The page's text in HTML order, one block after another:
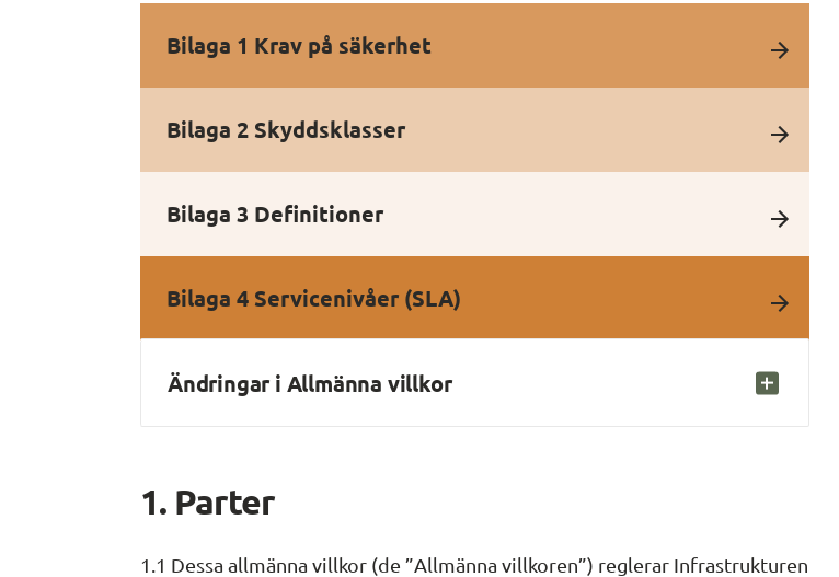
Bilaga 1 Krav på säkerhet
Bilaga 2 Skyddsklasser
Bilaga 3 Definitioner
Bilaga 4 Servicenivåer (SLA)
Ändringar i Allmänna villkor
1. Parter
1.1 Dessa allmänna villkor (de ”Allmänna villkoren”) reglerar Infrastrukturen